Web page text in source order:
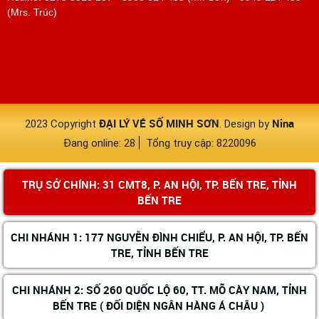
(Mrs. Trúc)
2023 Copyright ĐẠI LÝ VÉ SỐ MINH SƠN . Design by Nina
Đang online: 28 Tổng truy cập: 8220096
TRỤ SỞ CHÍNH: 31 CMT8, P. AN HỘI, TP. BẾN TRE, TỈNH
BẾN TRE
CHI NHÁNH 1: 177 NGUYỄN ĐÌNH CHIỂU, P. AN HỘI, TP. BẾN
TRE, TỈNH BẾN TRE
CHI NHÁNH 2: SỐ 260 QUỐC LỘ 60, TT. MÕ CÀY NAM, TỈNH
BẾN TRE ( ĐỐI DIỆN NGÂN HÀNG Á CHÂU )